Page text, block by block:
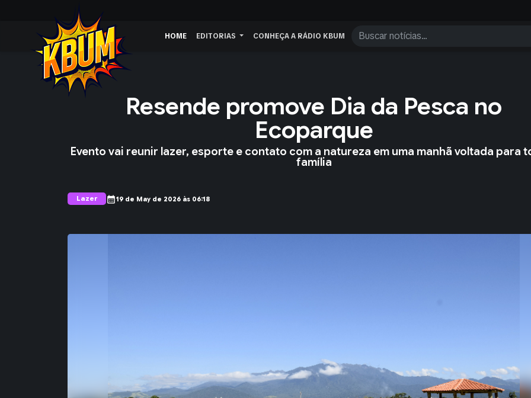
HOME EDITORIAS CONHEÇA A RÁDIO KBUM
Resende promove Dia da Pesca no
Ecoparque
Evento vai reunir lazer, esporte e contato com a natureza em uma manhã voltada para
família
Lazer calendar_month19 de May de 2026 às 06:18